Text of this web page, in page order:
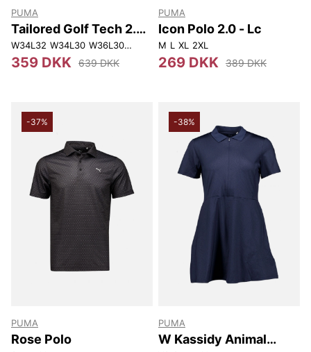
PUMA
Tailored Golf Tech 2.0
Pant
W34L32 W34L30 W36L30 W30L32 W32L34
359 DKK 639 DKK
PUMA
Icon Polo 2.0 - Lc
M L XL 2XL
269 DKK 389 DKK
-37%
PUMA
Rose Polo
-38%
PUMA
W Kassidy Animal